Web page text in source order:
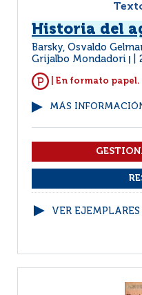
Historia del
Barsky, Osvaldo
Grijalbo Mondadori
| En formato papel.
MÁS
VER EJEMPLARES